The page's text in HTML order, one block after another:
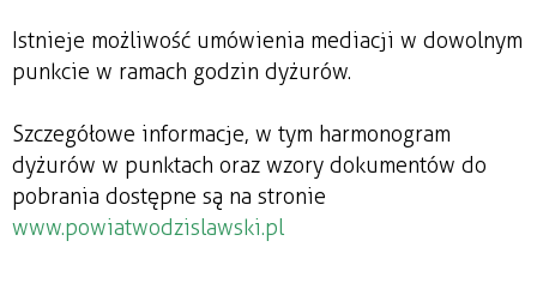
Istnieje możliwość umówienia mediacji w dowolnym
punkcie w ramach godzin dyżurów.
Szczegółowe informacje, w tym harmonogram
dyżurów w punktach oraz wzory dokumentów do
pobrania dostępne są na stronie
www.powiatwodzislawski.pl